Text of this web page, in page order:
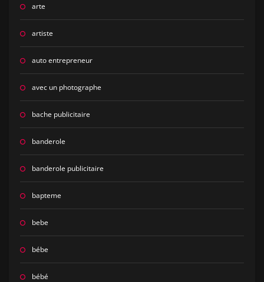
arte
artiste
auto entrepreneur
avec un photographe
bache publicitaire
banderole
banderole publicitaire
bapteme
bebe
bébe
bébé